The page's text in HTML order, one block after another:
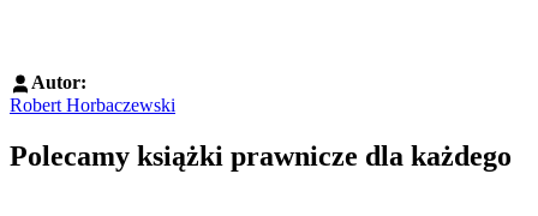
Autor:
Robert Horbaczewski
Polecamy książki prawnicze dla każdego